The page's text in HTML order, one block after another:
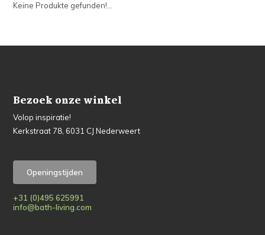
Keine Produkte gefunden!...
Bezoek onze winkel
Volop inspiratie!
Kerkstraat 78, 6031 CJ Nederweert
Openingstijden
+31 (0)495 625991
info@bath-living.com